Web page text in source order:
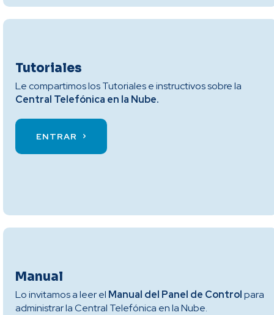
Tutoriales
Le compartimos los Tutoriales e instructivos sobre la
Central Telefónica en la Nube.
ENTRAR
Manual
Lo invitamos a leer el Manual del Panel de Controlpara
administrar la Central Telefónica en la Nube.